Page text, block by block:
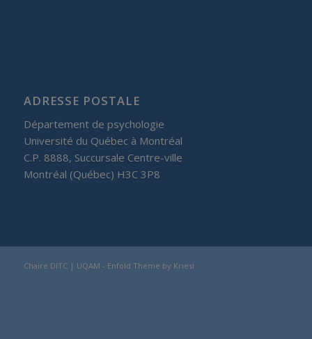
ADRESSE POSTALE
Département de psychologie
Université du Québec à Montréal
C.P. 8888, Succursale Centre-ville
Montréal (Québec) H3C 3P8
Chaire DITC | UQAM - Enfold Theme by Kriesi